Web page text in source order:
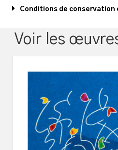
Conditions de conservation
Voir les